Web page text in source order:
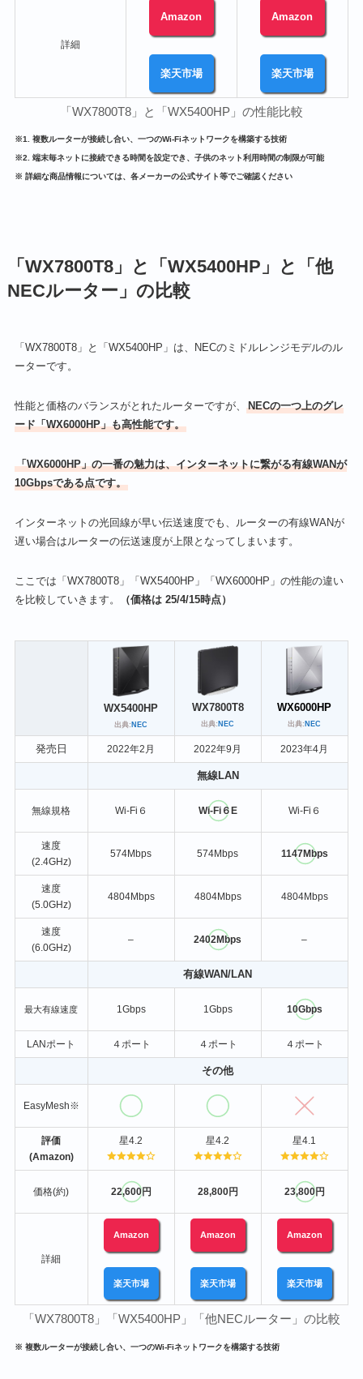
詳細
Amazon
楽天市場
Amazon
楽天市場
「WX7800T8」と「WX5400HP」の性能比較
※1. 複数ルーターが接続し合い、一つのWi-Fiネットワークを構築する技術
※2. 端末毎ネットに接続できる時間を設定でき、子供のネット利用時間の制限が可能
※ 詳細な商品情報については、各メーカーの公式サイト等でご確認ください
「WX7800T8」と「WX5400HP」と「他
NECルーター」の比較
「WX7800T8」と「WX5400HP」は、NECのミドルレンジモデルのル
ーターです。
性能と価格のバランスがとれたルーターですが、
NECの一つ上のグレ
ード「WX6000HP」も高性能です。
「WX6000HP」の一番の魅力は、インターネットに繋がる有線WANが
10Gbpsである点です。
インターネットの光回線が早い伝送速度でも、ルーターの有線WANが
遅い場合はルーターの伝送速度が上限となってしまいます。
ここでは「WX7800T8」「WX5400HP」「WX6000HP」の性能の違い
を比較していきます。
（価格は 25/4/15時点）
WX5400HP
出典: NEC
WX7800T8
出典: NEC
WX6000HP
出典: NEC
発売日 2022年2月 2022年9月 2023年4月
無線LAN
無線規格 Wi-Fi６ Wi-Fi６E Wi-Fi６
速度
(2.4GHz)
574Mbps 574Mbps 1147Mbps
速度
(5.0GHz)
4804Mbps 4804Mbps 4804Mbps
速度
(6.0GHz)
– 2402Mbps –
有線WAN/LAN
最大有線速度 1Gbps 1Gbps 10Gbps
LANポート ４ポート ４ポート ４ポート
その他
EasyMesh※
評価
(Amazon)
星4.2 星4.2 星4.1
価格(約) 22,600円 28,800円 23,800円
詳細
Amazon
楽天市場
Amazon
楽天市場
Amazon
楽天市場
「WX7800T8」「WX5400HP」「他NECルーター」の比較
※ 複数ルーターが接続し合い、一つのWi-Fiネットワークを構築する技術